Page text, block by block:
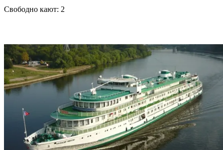
Свободно кают: 2